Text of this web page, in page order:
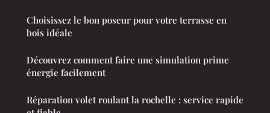
Choisissez le bon poseur pour votre terrasse en
bois idéale
Découvrez comment faire une simulation prime
énergie facilement
Réparation volet roulant la rochelle : service rapide